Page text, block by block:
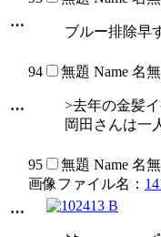
…
ブルー排除早
…
94 無題 Name 名
>去年の金髪
岡田さんは一
…
95 無題 Name 名
画像ファイル名：